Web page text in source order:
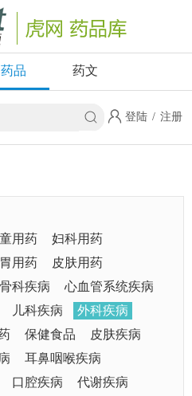
药品 药文
登陆 / 注册
用药
妇科用药
用药
皮肤用药
骨科疾病
心血管系统疾病
儿科疾病
外科疾病
保健食品
皮肤疾病
耳鼻咽喉疾病
口腔疾病
代谢疾病